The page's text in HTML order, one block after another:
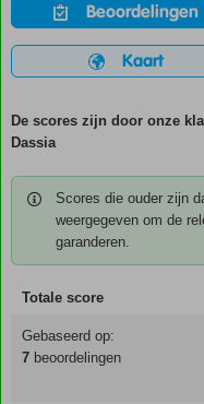
Beoordelingen
Kaart
De scores zijn door onze
Dassia
Scores die ouder zijn
weergegeven om de
garanderen.
Totale score
Gebaseerd op:
7 beoordelingen